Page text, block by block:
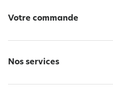
Votre commande
Nos services